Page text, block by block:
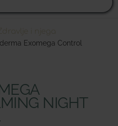
Exomega Control
NIGHT